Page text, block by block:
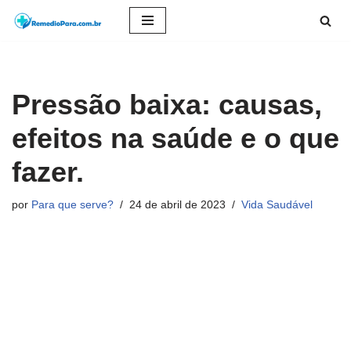
conteúdo
Pressão baixa: causas,
efeitos na saúde e o que
fazer.
por Para que serve? 24 de abril de 2023 Vida Saudável